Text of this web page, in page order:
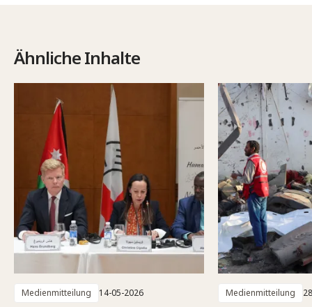
Ähnliche Inhalte
Medienmitteilung 14-05-2026 Medienmitteilung